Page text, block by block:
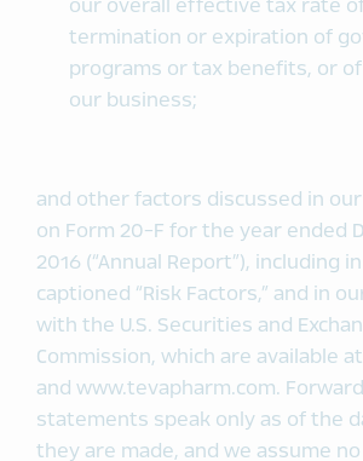
our overall effective tax rate
termination or expiration of
programs or tax benefits, or of
our business;
and other factors discussed in
on Form 20-F for the year ended
2016 (“Annual Report”), including
captioned “Risk Factors,” and in
with the U.S. Securities and
Commission, which are available
and www.tevapharm.com.
statements speak only as of the
they are made, and we assume